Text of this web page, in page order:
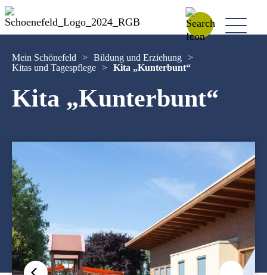
Mein Schönefeld > Bildung und Erziehung >
Kitas und Tagespflege > Kita „Kunterbunt“
Kita „Kunterbunt“